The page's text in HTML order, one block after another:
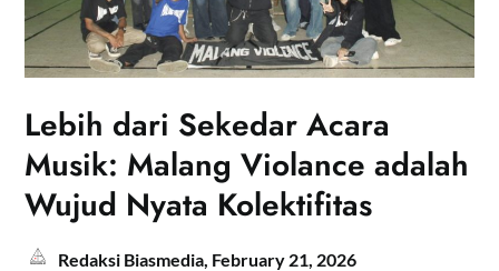
Lebih dari Sekedar Acara
Musik: Malang Violance adalah
Wujud Nyata Kolektifitas
Redaksi Biasmedia, February 21, 2026